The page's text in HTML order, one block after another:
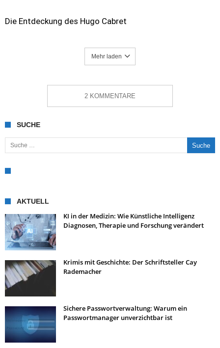
Die Entdeckung des Hugo Cabret
Mehr laden
2 KOMMENTARE
SUCHE
Suche nach:
AKTUELL
KI in der Medizin: Wie Künstliche Intelligenz
Diagnosen, Therapie und Forschung verändert
Krimis mit Geschichte: Der Schriftsteller Cay
Rademacher
Sichere Passwortverwaltung: Warum ein
Passwortmanager unverzichtbar ist